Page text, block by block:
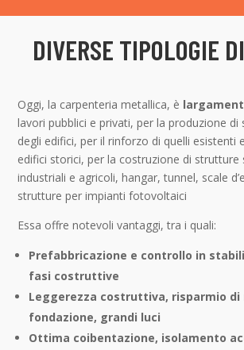
DIVERSE TIPOLOGIE
Oggi, la carpenteria metallica, è
lavori pubblici e privati, per la produzione
degli edifici, per il rinforzo di quelli esistenti
edifici storici, per la costruzione di strutture
industriali e agricoli, hangar, tunnel, scale
strutture per impianti fotovoltaici
Essa offre notevoli vantaggi, tra i quali:
Prefabbricazione e controllo in
fasi costruttive
Leggerezza costruttiva, risparmio di
fondazione, grandi luci
Ottima coibentazione, isolamento